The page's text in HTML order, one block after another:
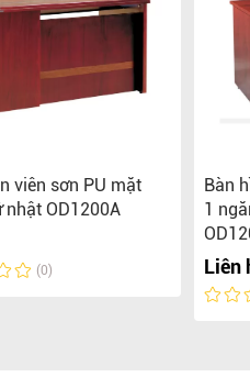
viên sơn PU mặt
nhật OD1200A
(0)
Bàn
1
Liên